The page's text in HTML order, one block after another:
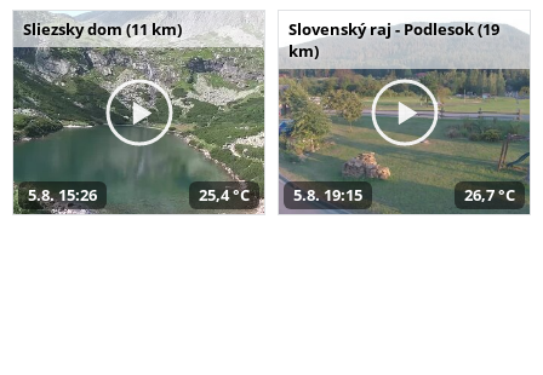
Sliezsky dom (11 km)
5.8. 15:26 25,4 °C
Slovenský raj - Podlesok (19
km)
5.8. 19:15 26,7 °C